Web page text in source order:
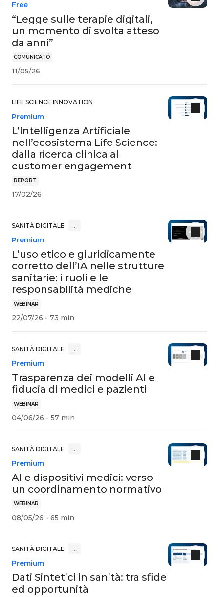
COMUNICATO
“Legge sulle terapie digitali,
un momento di svolta atteso
da anni”
Free
11/05/26
LIFE SCIENCE INNOVATION
REPORT
L’Intelligenza Artificiale
nell’ecosistema Life Science:
dalla ricerca clinica al
customer engagement
Premium
17/02/26
SANITÀ DIGITALE …
WEBINAR
L’uso etico e giuridicamente
corretto dell’IA nelle strutture
sanitarie: i ruoli e le
responsabilità mediche
Premium
22/07/26 - 73 min
SANITÀ DIGITALE …
WEBINAR
Trasparenza dei modelli AI e
fiducia di medici e pazienti
Premium
04/06/26 - 57 min
SANITÀ DIGITALE …
WEBINAR
AI e dispositivi medici: verso
un coordinamento normativo
Premium
08/05/26 - 65 min
SANITÀ DIGITALE …
Dati Sintetici in sanità: tra sfide
ed opportunità
Premium